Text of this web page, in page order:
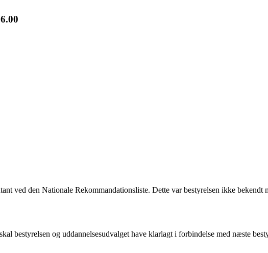
ved den Nationale Rekommandationsliste. Dette var bestyrelsen ikke
bestyrelsen og uddannelsesudvalget have klarlagt i forbindelse med næste